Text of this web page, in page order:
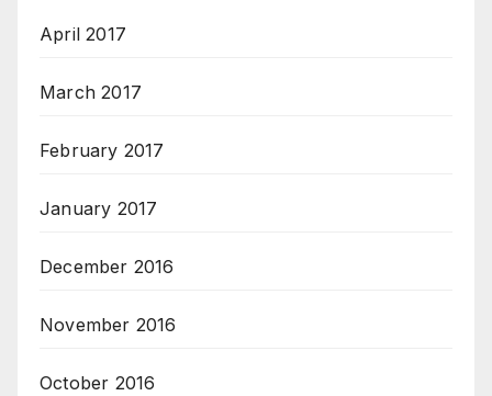
April 2017
March 2017
February 2017
January 2017
December 2016
November 2016
October 2016